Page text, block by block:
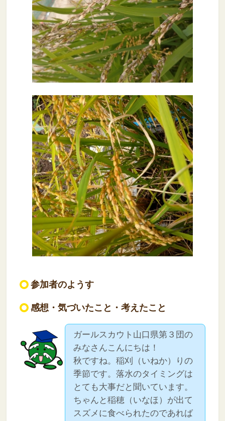
参加者のようす
感想・気づいたこと・考えたこと
ガールスカウト山口県第３団の
みなさんこんにちは！
秋ですね。稲刈（いねか）りの
季節です。落水のタイミングは
とても大事だと聞いています。
ちゃんと稲穂（いなほ）が出て
スズメに食べられたのであれば